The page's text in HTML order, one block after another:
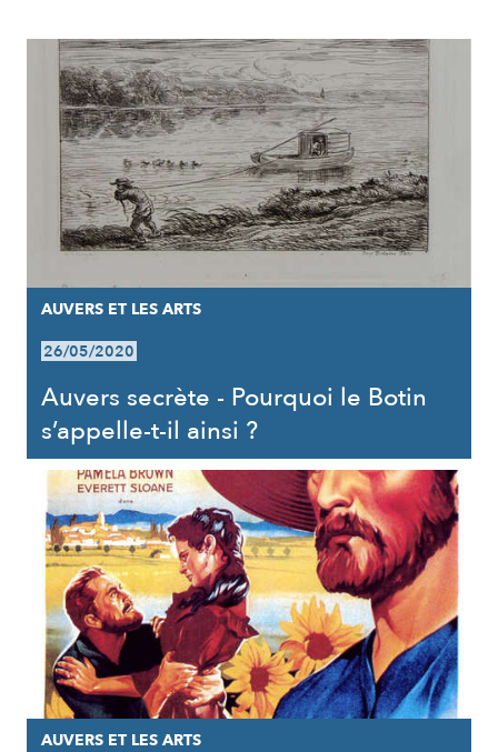
RÉSULTATS
AUVERS ET LES ARTS
26/05/2020
Auvers secrète - Pourquoi le Botin
s’appelle-t-il ainsi ?
AUVERS ET LES ARTS